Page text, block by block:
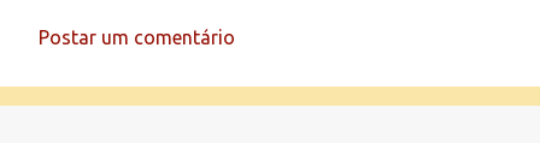
n
á
Postar um comentário